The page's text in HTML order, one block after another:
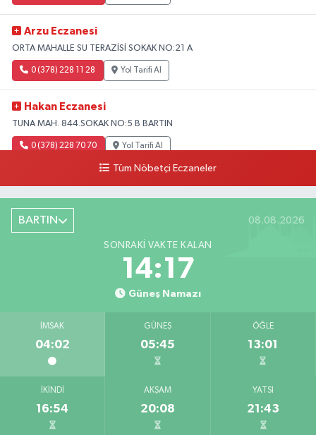
Arzu Eczanesi
ORTA MAHALLE SU TERAZİSİ SOKAK NO:21 A
0 (378) 228 11 28 Yol Tarifi Al
Hakan Eczanesi
TUNA MAH. 844.SOKAK NO:5 B BARTIN
0 (378) 228 70 70 Yol Tarifi Al
Tüm Nöbetçi Eczaneler
BARTIN 08.08.2026
SONRAKI VAKTE KALAN
14:16
Güneş Namazı
İMSAK
04:02
GÜNEŞ
05:45
ÖĞLE
13:01
İKINDI
16:54
AKŞAM
20:08
YATSI
21:43